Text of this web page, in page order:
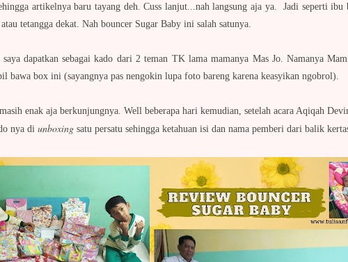
artikelnya baru tayang deh. Cuss lanjut...nah langsung aja ya. Jadi seperti ibu
tetangga dekat. Nah bouncer Sugar Baby ini salah satunya.
dapatkan sebagai kado dari 2 teman TK lama mamanya Mas Jo. Namanya
bawa box ini (sayangnya pas nengokin lupa foto bareng karena keasyikan ngobrol).
enak aja berkunjungnya. Well beberapa hari kemudian, setelah acara Aqiqah
nya di unboxing satu persatu sehingga ketahuan isi dan nama pemberi dari balik